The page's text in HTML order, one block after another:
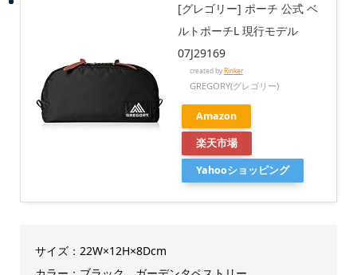
[グレゴリー] ポーチ 公式 ベ
ルトポーチL 現行モデル
07J29169
created byRinker
GREGORY(グレゴリー)
Amazon
楽天市場
Yahooショッピング
サイズ：22W×12H×8Dcm